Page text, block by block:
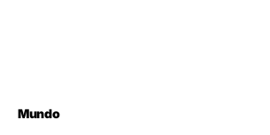
Mundo